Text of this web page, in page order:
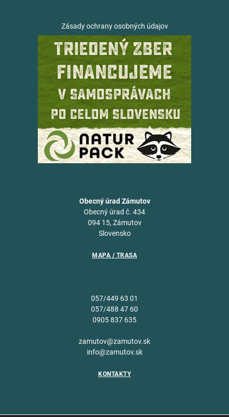
Zásady ochrany osobných údajov
Obecný úrad Zámutov
Obecný úrad č. 434
094 15, Zámutov
Slovensko
MAPA / TRASA
057/449 63 01
057/488 47 60
0905 837 635
zamutov@zamutov.sk
info@zamutov.sk
KONTAKTY